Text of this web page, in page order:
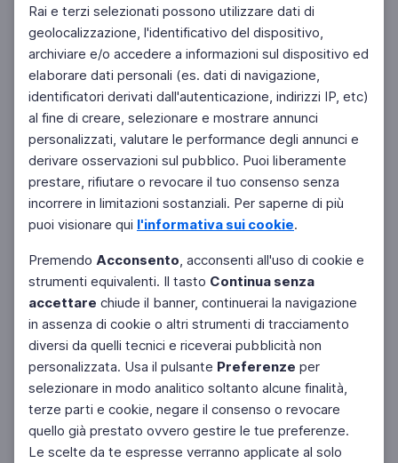
Rai e terzi selezionati possono utilizzare dati di
geolocalizzazione, l'identificativo del dispositivo,
archiviare e/o accedere a informazioni sul dispositivo ed
elaborare dati personali (es. dati di navigazione,
identificatori derivati dall'autenticazione, indirizzi IP, etc)
al fine di creare, selezionare e mostrare annunci
personalizzati, valutare le performance degli annunci e
derivare osservazioni sul pubblico. Puoi liberamente
prestare, rifiutare o revocare il tuo consenso senza
incorrere in limitazioni sostanziali. Per saperne di più
puoi visionare qui l'informativa sui cookie.
Premendo Acconsento, acconsenti all'uso di cookie e
strumenti equivalenti. Il tasto Continua senza
accettare chiude il banner, continuerai la navigazione
in assenza di cookie o altri strumenti di tracciamento
diversi da quelli tecnici e riceverai pubblicità non
personalizzata. Usa il pulsante Preferenze per
selezionare in modo analitico soltanto alcune finalità,
terze parti e cookie, negare il consenso o revocare
quello già prestato ovvero gestire le tue preferenze.
Le scelte da te espresse verranno applicate al solo